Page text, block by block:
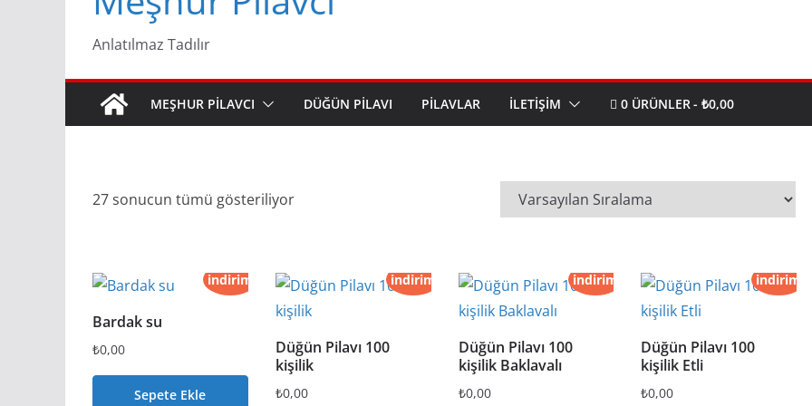
Anlatılmaz Tadılır
MEŞHUR PILAVCI DÜĞÜN PILAVI PILAVLAR İLETIŞIM 0 ÜRÜNLER ₺0,00
27 sonucun tümü gösteriliyor
indirim
Bardak su
₺0,00
Sepete Ekle
indirim
Düğün Pilavı 100
kişilik
₺0,00
indirim
Düğün Pilavı 100
kişilik Baklavalı
₺0,00
indirim
Düğün Pilavı 100
kişilik Etli
₺0,00